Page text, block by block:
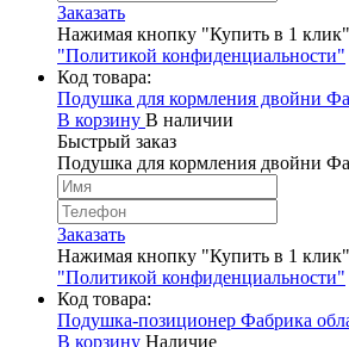
Заказать
Нажимая кнопку "Купить в 1
"Политикой конфиденциальности"
Код товара:
Подушка для кормления двойни
В корзину В наличии
Быстрый заказ
Подушка для кормления двойни
Заказать
Нажимая кнопку "Купить в 1
"Политикой конфиденциальности"
Код товара:
Подушка-позиционер Фабрика
В корзину Наличие